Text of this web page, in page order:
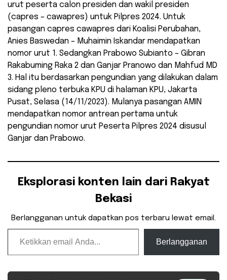
urut peserta calon presiden dan wakil presiden
(capres – cawapres) untuk Pilpres 2024. Untuk
pasangan capres cawapres dari Koalisi Perubahan,
Anies Baswedan – Muhaimin Iskandar mendapatkan
nomor urut 1. Sedangkan Prabowo Subianto – Gibran
Rakabuming Raka 2 dan Ganjar Pranowo dan Mahfud MD
3. Hal itu berdasarkan pengundian yang dilakukan dalam
sidang pleno terbuka KPU di halaman KPU, Jakarta
Pusat, Selasa (14/11/2023). Mulanya pasangan AMIN
mendapatkan nomor antrean pertama untuk
pengundian nomor urut Peserta Pilpres 2024 disusul
Ganjar dan Prabowo.
Eksplorasi konten lain dari Rakyat
Bekasi
Berlangganan untuk dapatkan pos terbaru lewat email.
Ketikkan email Anda...
Berlangganan